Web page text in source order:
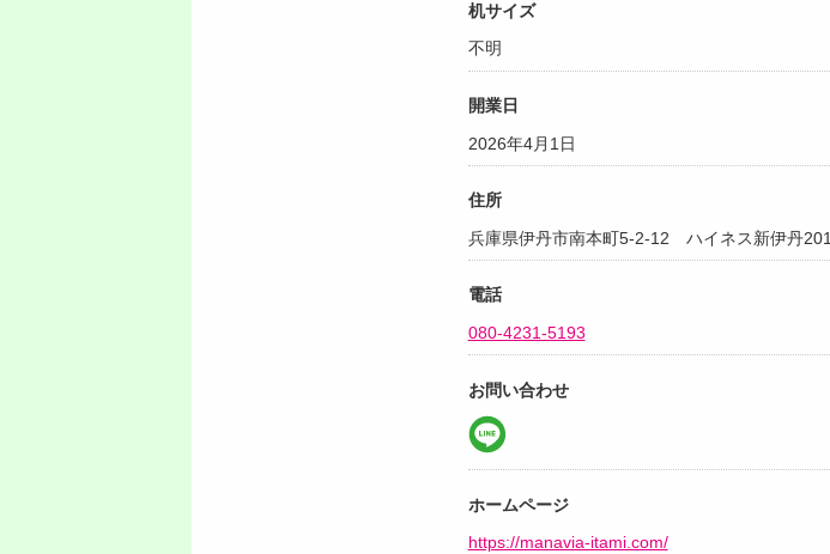
机サイズ
不明
開業日
2026年4月1日
住所
兵庫県伊丹市南本町5-2-12 ハイネス新伊丹201
電話
080-4231-5193
お問い合わせ
ホームページ
https://manavia-itami.com/